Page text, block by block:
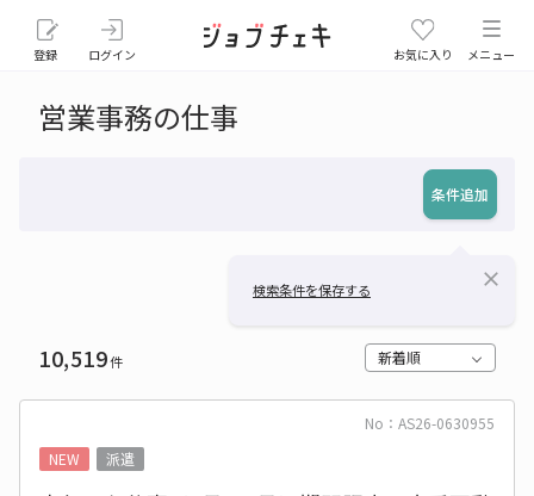
登録 ログイン お気に入り メニュー
営業事務の仕事
条件追加
検索条件を保存する close
10,519件 新着順
No：AS26-0630955
NEW
派遣